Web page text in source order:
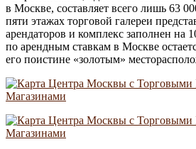
в Москве, составляет всего лишь 63
пяти этажах торговой галереи
арендаторов и комплекс заполнен на
по арендным ставкам в Москве
его поистине «золотым»